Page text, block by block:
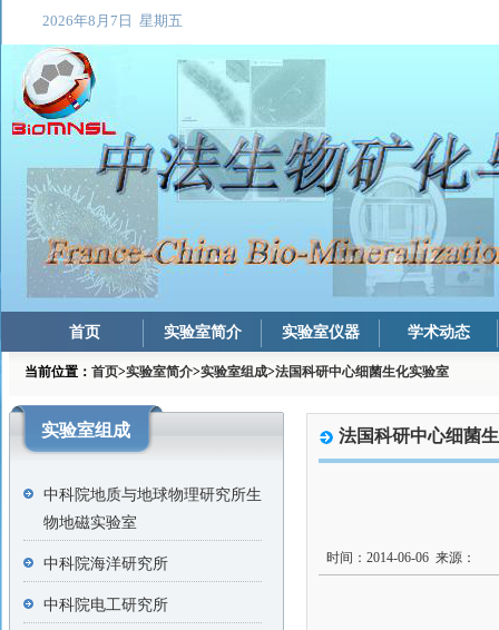
首页 实验室简介 实验室仪器 学术动态
当前位置：首页>实验室简介>实验室组成>法国科研中心细菌生化实验室
实验室组成
中科院地质与地球物理研究所生
物地磁实验室
中科院海洋研究所
中科院电工研究所
法国科研中心细菌
时间：2014-06-06 来源：